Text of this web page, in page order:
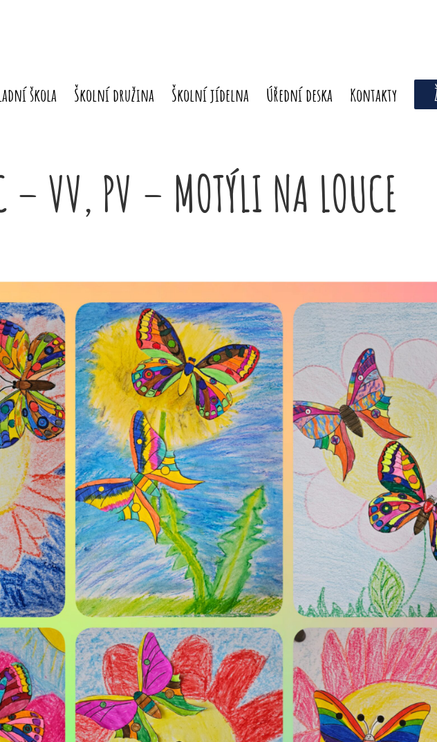
škola Školní družina Školní jídelna Úřední deska Kontakty
VV, PV – MOTÝLI NA LOUCE